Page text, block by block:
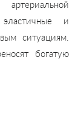
и
ситуациям.
богатую